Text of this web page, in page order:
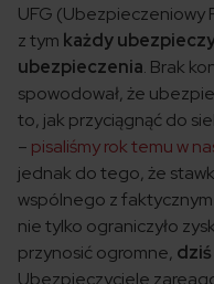
UFG (Ubezpieczeniowy
z tym każdy
ubezpieczenia. Brak
spowodował, że
to, jak przyciągnąć do
– pisaliśmy rok temu w
jednak do tego, że
wspólnego z
nie tylko ograniczyło
przynosić ogromne,
Ubezpieczyciele